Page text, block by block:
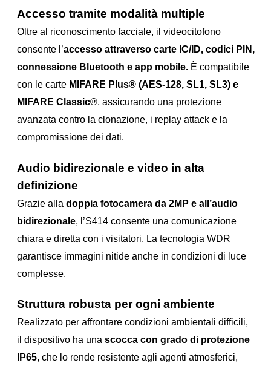
Accesso tramite modalità multiple
Oltre al riconoscimento facciale, il videocitofono
consente l’accesso attraverso carte IC/ID, codici PIN,
connessione Bluetooth e app mobile.È compatibile
con le carte MIFARE Plus® (AES-128, SL1, SL3) e
MIFARE Classic®, assicurando una protezione
avanzata contro la clonazione, i replay attack e la
compromissione dei dati.
Audio bidirezionale e video in alta
definizione
Grazie alla doppia fotocamera da 2MP e all’audio
bidirezionale, l’S414 consente una comunicazione
chiara e diretta con i visitatori. La tecnologia WDR
garantisce immagini nitide anche in condizioni di luce
complesse.
Struttura robusta per ogni ambiente
Realizzato per affrontare condizioni ambientali difficili,
il dispositivo ha una scocca con grado di protezione
IP65, che lo rende resistente agli agenti atmosferici,